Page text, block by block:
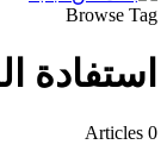
Browse Tag
استفادة
0 Articles